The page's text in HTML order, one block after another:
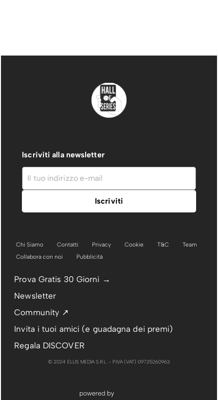
Iscriviti alla newsletter
Chi Siamo Contatti Privacy Cookie T&C
Team
Collabora con noi
Pubblicità
Prova Gratis 30 Giorni →
Newsletter
Community ↗
Invita i tuoi amici (e guadagna dei premi)
Regala DISCOVER
© 2024 ELLIS MEDIA S.R.L. - P.IVA (VAT) 09725260963